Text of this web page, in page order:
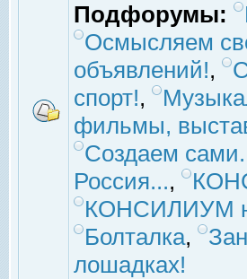
Подфорумы:
Осмысляем
объявлений!,
спорт!,
фильмы,
Создаем
Россия...,
КОНСИЛИУМ
Болталка,
лошадках!